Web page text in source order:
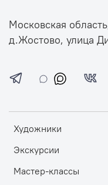
Художники
Экскурсии
Мастер-классы
Московская
д.Жостово, улица